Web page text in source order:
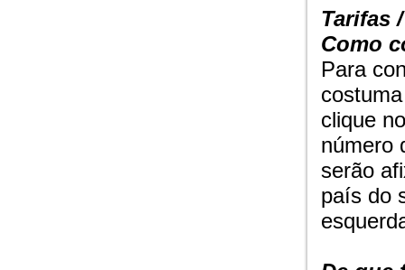
Tarifas
Como
Para
clique
número
serão
país do